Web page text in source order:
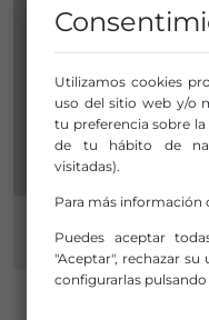
Utilizamos cookies
uso del sitio web y/o
tu preferencia sobre
de tu hábito de
visitadas).
Para más información
Puedes aceptar
"Aceptar", rechazar su
configurarlas